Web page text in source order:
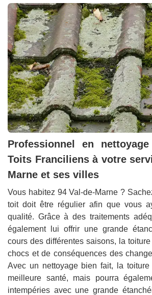
Professionnel en
Toits Franciliens à votre
Marne et ses villes
Vous habitez 94 Val-de-Marne ?
toit doit être régulier afin que vous
qualité. Grâce à des traitements
également lui offrir une grande
cours des différentes saisons, la
chocs et de conséquences des
Avec un nettoyage bien fait, la toiture
meilleure santé, mais pourra
intempéries avec une grande